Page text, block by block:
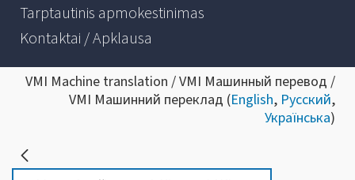
Tarptautinis apmokestinimas
Kontaktai / Apklausa
VMI Machine translation / VMI Машинный перевод /
VMI Машинний переклад (English, Русский,
Українська)